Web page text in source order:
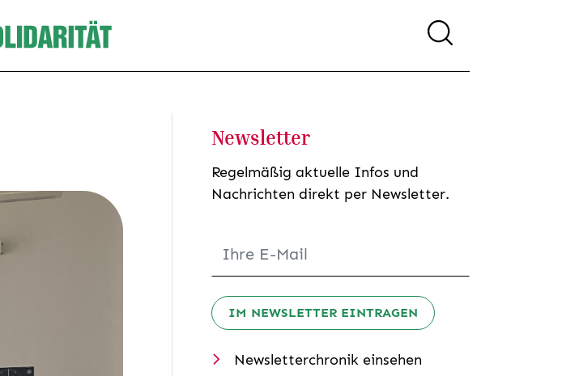
Newsletter
Regelmäßig aktuelle Infos und
Nachrichten direkt per Newsletter.
IM NEWSLETTER EINTRAGEN
Newsletterchronik einsehen